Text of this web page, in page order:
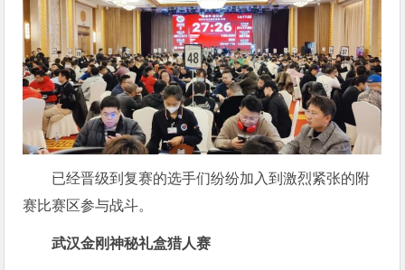
已经晋级到复赛的选手们纷纷加入到激烈紧张的附
赛比赛区参与战斗。
武汉金刚神秘礼盒猎人赛